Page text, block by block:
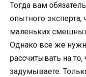
Тогда вам
опытного
маленьких
Однако все же
рассчитывать на то,
задумываете.